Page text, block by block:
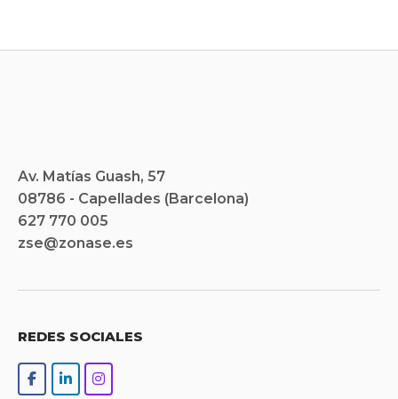
Av. Matías Guash, 57
08786 - Capellades (Barcelona)
627 770 005
zse@zonase.es
REDES SOCIALES